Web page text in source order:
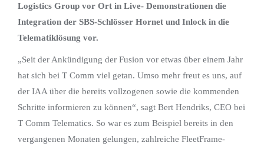
Logistics Group vor Ort in Live- Demonstrationen die
Integration der SBS-Schlösser Hornet und Inlock in die
Telematiklösung vor.
„Seit der Ankündigung der Fusion vor etwas über einem Jahr
hat sich bei T Comm viel getan. Umso mehr freut es uns, auf
der IAA über die bereits vollzogenen sowie die kommenden
Schritte informieren zu können“, sagt Bert Hendriks, CEO bei
T Comm Telematics. So war es zum Beispiel bereits in den
vergangenen Monaten gelungen, zahlreiche FleetFrame-